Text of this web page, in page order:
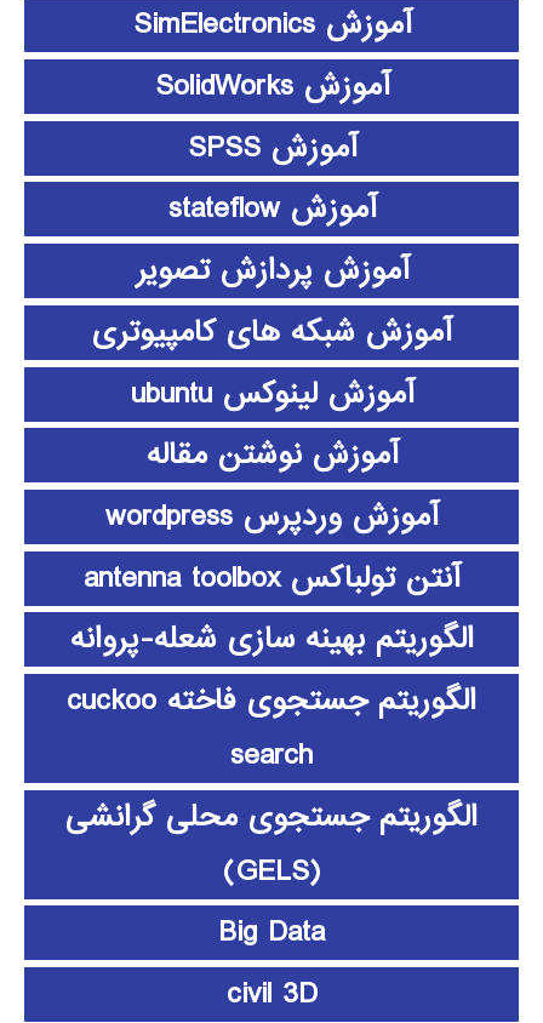
آموزش SimElectronics
آموزش SolidWorks
آموزش SPSS
آموزش stateflow
آموزش پردازش تصویر
آموزش شبکه های کامپیوتری
آموزش لینوکس ubuntu
آموزش نوشتن مقاله
آموزش وردپرس wordpress
آنتن تولباکس antenna toolbox
الگوریتم بهینه سازی شعله-پروانه
الگوریتم جستجوی فاخته cuckoo
search
الگوریتم جستجوی محلی گرانشی
(GELS)
Big Data
civil 3D